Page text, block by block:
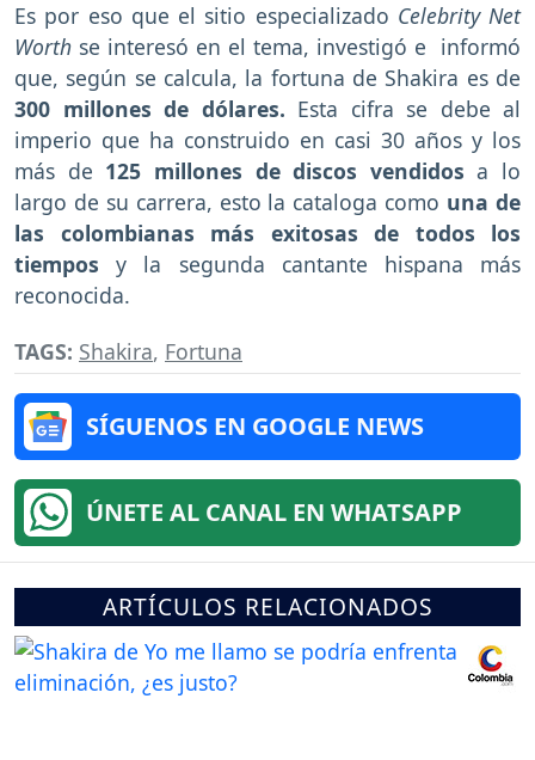
Es por eso que el sitio especializado Celebrity Net
Worth se interesó en el tema, investigó e informó
que, según se calcula, la fortuna de Shakira es de
300 millones de dólares. Esta cifra se debe al
imperio que ha construido en casi 30 años y los
más de 125 millones de discos vendidos a lo
largo de su carrera, esto la cataloga como una de
las colombianas más exitosas de todos los
tiempos y la segunda cantante hispana más
reconocida.
TAGS: Shakira, Fortuna
SÍGUENOS EN GOOGLE NEWS
ÚNETE AL CANAL EN WHATSAPP
ARTÍCULOS RELACIONADOS